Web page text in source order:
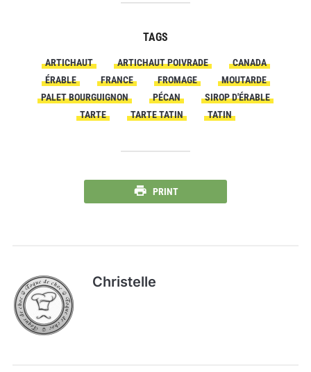
TAGS
ARTICHAUT ARTICHAUT POIVRADE
CANADA
ÉRABLE
FRANCE FROMAGE
MOUTARDE
PALET BOURGUIGNON
PÉCAN
SIROP D'ÉRABLE
TARTE
TARTE TATIN TATIN
PRINT
Christelle